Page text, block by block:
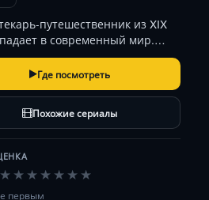
из XIX
в современный мир.
вернуться домой, он
магию, которая
по всему континенту.
в свою эпоху и
последствия содеянно…
Где посмотреть
Похожие сериалы
★ ★ ★ ★ ★ ★ ★
первым